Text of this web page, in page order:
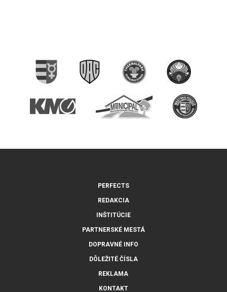
PERFECTS
REDAKCIA
INŠTITÚCIE
PARTNERSKÉ MESTÁ
DOPRAVNÉ INFO
DÔLEŽITÉ ČÍSLA
REKLAMA
KONTAKT